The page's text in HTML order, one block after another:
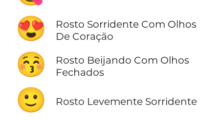
😍
Rosto Sorridente Com Olhos
De Coração
😚
Rosto Beijando Com Olhos
Fechados
🙂 Rosto Levemente Sorridente